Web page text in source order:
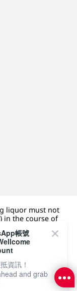
liquor must not
in the course of
(18 歲以下人士)
Farm Company
帳號
資訊！
and grab